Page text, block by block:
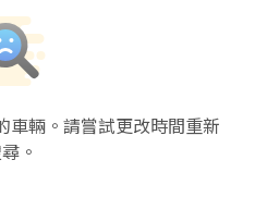
供高效的服務質量，我們的宗
。
車輛。請嘗試更改時間重新
。